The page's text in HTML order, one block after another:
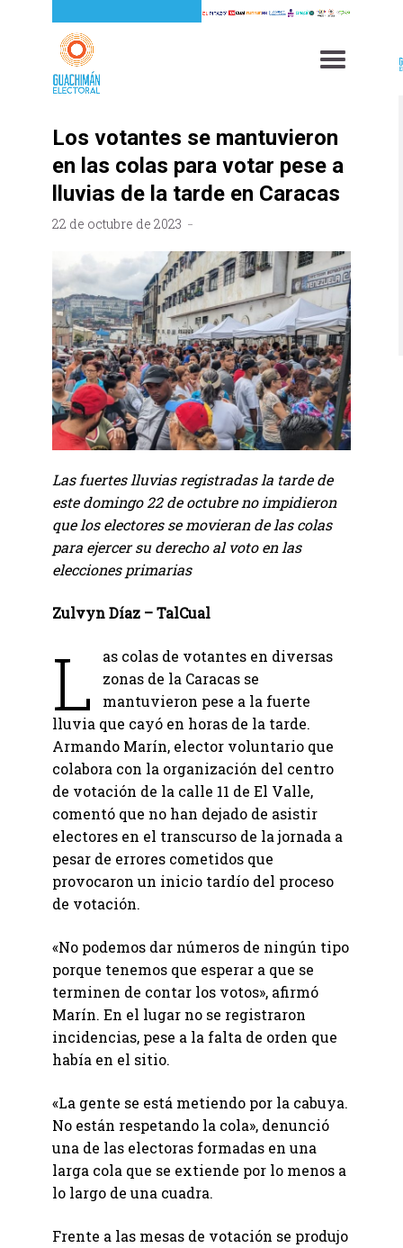
Los votantes se mantuvieron
en las colas para votar pese a
lluvias de la tarde en Caracas
22 de octubre de 2023
Las fuertes lluvias registradas la tarde de
este domingo 22 de octubre no impidieron
que los electores se movieran de las colas
para ejercer su derecho al voto en las
elecciones primarias
Zulvyn Díaz – TalCual
L
as colas de votantes en diversas
zonas de la Caracas se
mantuvieron pese a la fuerte
lluvia que cayó en horas de la tarde.
Armando Marín, elector voluntario que
colabora con la organización del centro
de votación de la calle 11 de El Valle,
comentó que no han dejado de asistir
electores en el transcurso de la jornada a
pesar de errores cometidos que
provocaron un inicio tardío del proceso
de votación.
«No podemos dar números de ningún tipo
porque tenemos que esperar a que se
terminen de contar los votos», afirmó
Marín. En el lugar no se registraron
incidencias, pese a la falta de orden que
había en el sitio.
«La gente se está metiendo por la cabuya.
No están respetando la cola», denunció
una de las electoras formadas en una
larga cola que se extiende por lo menos a
lo largo de una cuadra.
Frente a las mesas de votación se produjo